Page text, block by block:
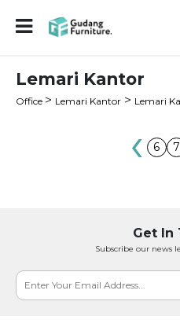
Lemari Kantor
Office > Lemari Kantor > Lemari
‹ 6 7
Get In
Subscribe our news